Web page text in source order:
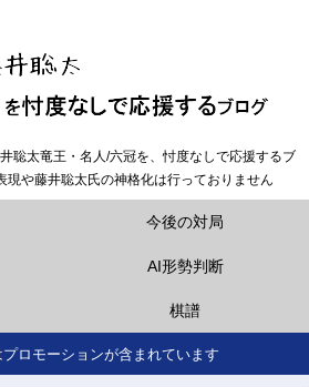
聡太竜王・名人/六冠を、忖度なしで応援するブ
や藤井聡太氏の神格化は行っておりません
今後の対局
AI形勢判断
棋譜
ロモーションが含まれています